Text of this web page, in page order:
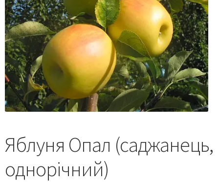
Яблуня Опал (саджанець,
однорічний)